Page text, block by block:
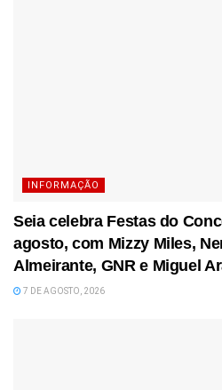
INFORMAÇÃO
Seia celebra Festas do
agosto, com Mizzy Miles,
Almeirante, GNR e Miguel
7 DE AGOSTO, 2026